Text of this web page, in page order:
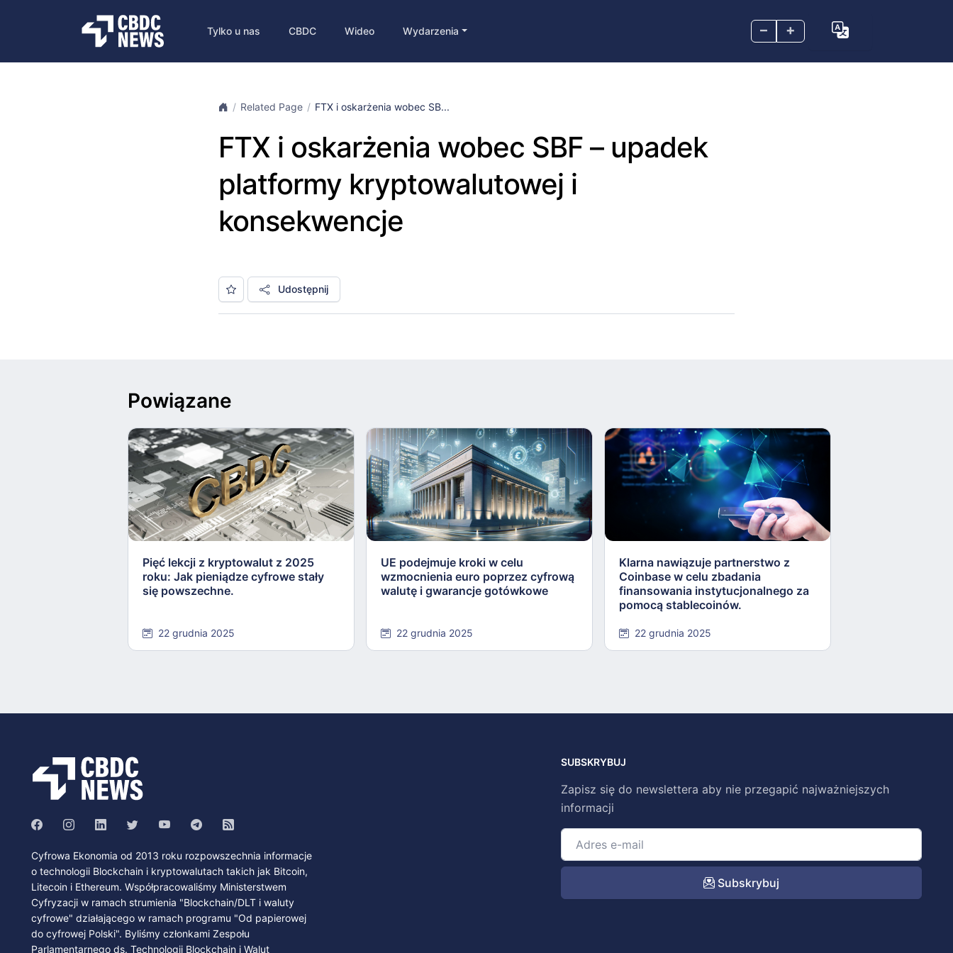
– +
Tylko u nas CBDC Wideo Wydarzenia
Related Page FTX i oskarżenia wobec SB...
FTX i oskarżenia wobec SBF – upadek
platformy kryptowalutowej i
konsekwencje
Udostępnij
Powiązane
Pięć lekcji z kryptowalut z 2025
roku: Jak pieniądze cyfrowe stały
się powszechne.
22 grudnia 2025
UE podejmuje kroki w celu
wzmocnienia euro poprzez cyfrową
walutę i gwarancje gotówkowe
22 grudnia 2025
Klarna nawiązuje partnerstwo z
Coinbase w celu zbadania
finansowania instytucjonalnego za
pomocą stablecoinów.
22 grudnia 2025
Cyfrowa Ekonomia od 2013 roku rozpowszechnia informacje
o technologii Blockchain i kryptowalutach takich jak Bitcoin,
Litecoin i Ethereum. Współpracowaliśmy Ministerstwem
Cyfryzacji w ramach strumienia "Blockchain/DLT i waluty
cyfrowe" działającego w ramach programu "Od papierowej
do cyfrowej Polski". Byliśmy członkami Zespołu
Parlamentarnego ds. Technologii Blockchain i Walut
SUBSKRYBUJ
Zapisz się do newslettera aby nie przegapić najważniejszych
informacji
Subskrybuj